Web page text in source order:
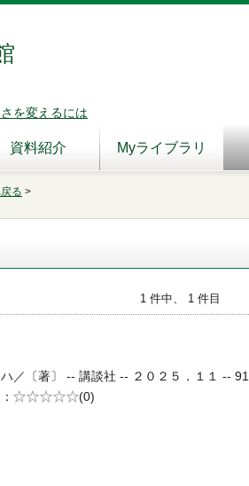
を変えるには
資料紹介 Myライブラリ
る >
1 件中、 1 件目
／〔著〕 -- 講談社 -- ２０２５．１１ --
5段階評価
(0)